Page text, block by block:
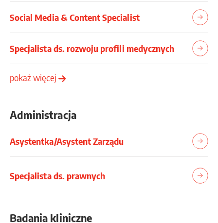
Social Media & Content Specialist
Specjalista ds. rozwoju profili medycznych
pokaż więcej
Administracja
Asystentka/Asystent Zarządu
Specjalista ds. prawnych
Badania kliniczne